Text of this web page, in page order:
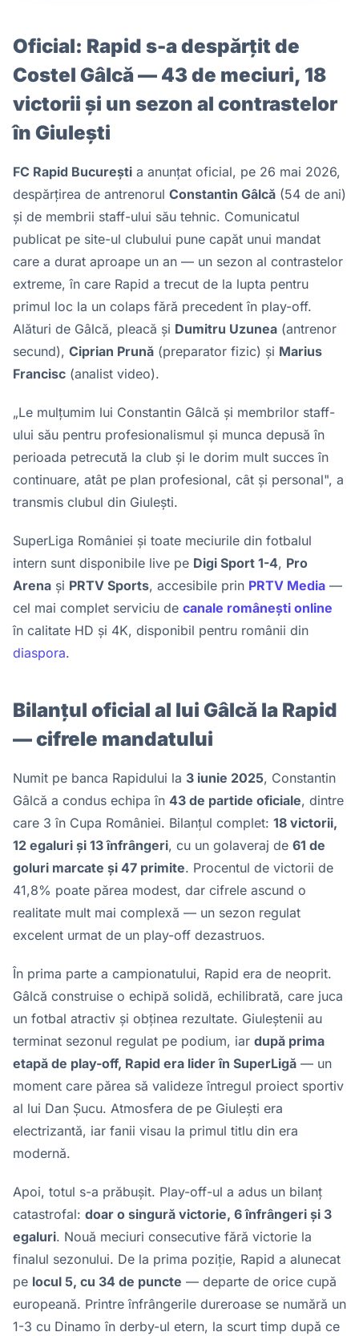
Oficial: Rapid s-a despărțit de
Costel Gâlcă — 43 de meciuri, 18
victorii și un sezon al contrastelor
în Giulești
FC Rapid București a anunțat oficial, pe 26 mai 2026,
despărțirea de antrenorul Constantin Gâlcă (54 de ani)
și de membrii staff-ului său tehnic. Comunicatul
publicat pe site-ul clubului pune capăt unui mandat
care a durat aproape un an — un sezon al contrastelor
extreme, în care Rapid a trecut de la lupta pentru
primul loc la un colaps fără precedent în play-off.
Alături de Gâlcă, pleacă și Dumitru Uzunea (antrenor
secund), Ciprian Prună (preparator fizic) și Marius
Francisc (analist video).
„Le mulțumim lui Constantin Gâlcă și membrilor staff-
ului său pentru profesionalismul și munca depusă în
perioada petrecută la club și le dorim mult succes în
continuare, atât pe plan profesional, cât și personal", a
transmis clubul din Giulești.
SuperLiga României și toate meciurile din fotbalul
intern sunt disponibile live pe Digi Sport 1-4, Pro
Arena și PRTV Sports, accesibile prin PRTV Media —
cel mai complet serviciu de canale românești online
în calitate HD și 4K, disponibil pentru românii din
diaspora.
Bilanțul oficial al lui Gâlcă la Rapid
— cifrele mandatului
Numit pe banca Rapidului la 3 iunie 2025, Constantin
Gâlcă a condus echipa în 43 de partide oficiale, dintre
care 3 în Cupa României. Bilanțul complet: 18 victorii,
12 egaluri și 13 înfrângeri, cu un golaveraj de 61 de
goluri marcate și 47 primite. Procentul de victorii de
41,8% poate părea modest, dar cifrele ascund o
realitate mult mai complexă — un sezon regulat
excelent urmat de un play-off dezastruos.
În prima parte a campionatului, Rapid era de neoprit.
Gâlcă construise o echipă solidă, echilibrată, care juca
un fotbal atractiv și obținea rezultate. Giuleștenii au
terminat sezonul regulat pe podium, iar după prima
etapă de play-off, Rapid era lider în SuperLigă — un
moment care părea să valideze întregul proiect sportiv
al lui Dan Șucu. Atmosfera de pe Giulești era
electrizantă, iar fanii visau la primul titlu din era
modernă.
Apoi, totul s-a prăbușit. Play-off-ul a adus un bilanț
catastrofal: doar o singură victorie, 6 înfrângeri și 3
egaluri. Nouă meciuri consecutive fără victorie la
finalul sezonului. De la prima poziție, Rapid a alunecat
pe locul 5, cu 34 de puncte — departe de orice cupă
europeană. Printre înfrângerile dureroase se numără un
1-3 cu Dinamo în derby-ul etern, la scurt timp după ce